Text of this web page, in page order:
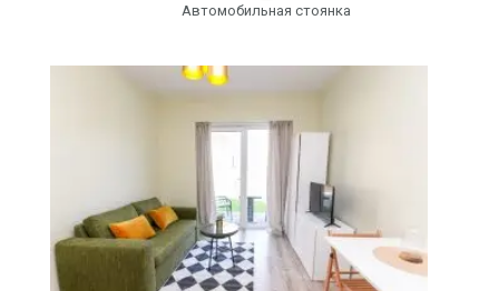
Автомобильная стоянка